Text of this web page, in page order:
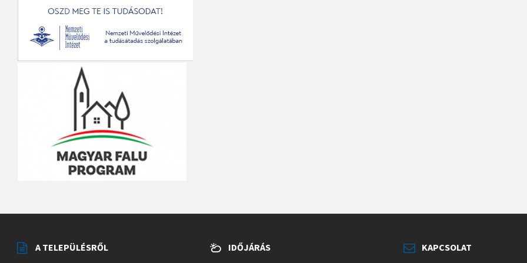
A TELEPÜLÉSRŐL IDŐJÁRÁS KAPCSOLAT